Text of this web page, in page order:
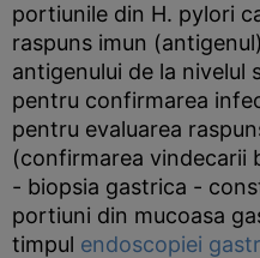
portiunile din H. pylori
raspuns imun
antigenului de la nivelul
pentru confirmarea
pentru evaluarea
(confirmarea vindecarii
- biopsia gastrica -
portiuni din mucoasa
timpul endoscopiei